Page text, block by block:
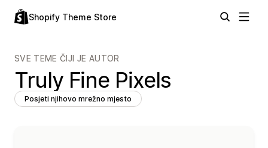
Shopify Theme Store
SVE TEME ČIJI JE AUTOR
Truly Fine Pixels
Posjeti njihovo mrežno mjesto